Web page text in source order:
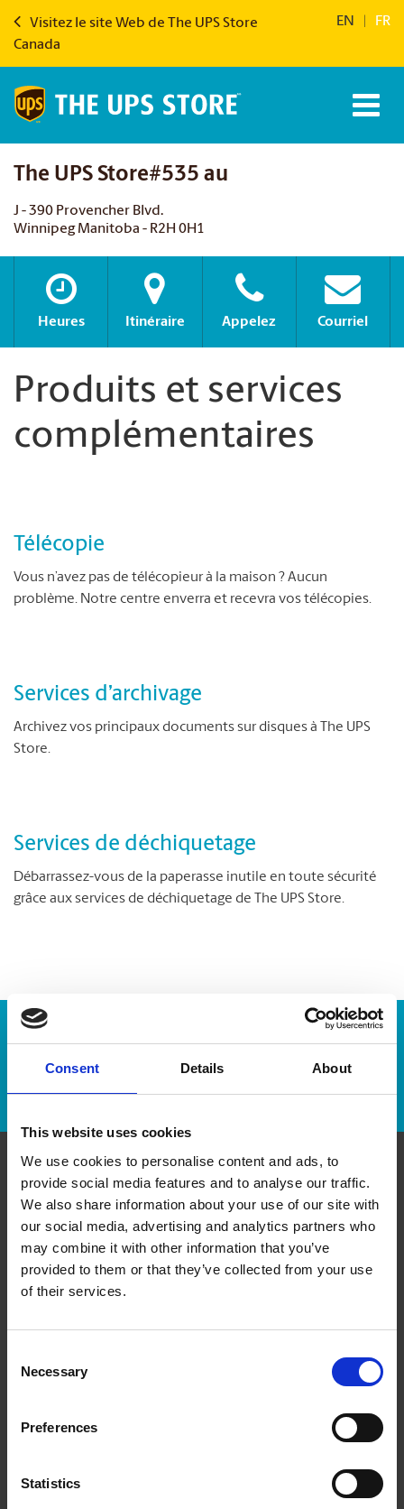
Consent Details About
This website uses cookies
We use cookies to personalise content and ads, to
provide social media features and to analyse our traffic.
We also share information about your use of our site with
our social media, advertising and analytics partners who
may combine it with other information that you’ve
provided to them or that they’ve collected from your use
of their services.
Selection
Necessary
Preferences
Statistics
Visitez le site Web de The UPS Store
Canada
EN FR
The UPS Store#535 au
J - 390 Provencher Blvd.
Winnipeg Manitoba - R2H 0H1
Heures Itinéraire Appelez Courriel
Produits et services
complémentaires
Télécopie
Vous n’avez pas de télécopieur à la maison ? Aucun
problème. Notre centre enverra et recevra vos télécopies.
Services d’archivage
Archivez vos principaux documents sur disques à The UPS
Store.
Services de déchiquetage
Débarrassez-vous de la paperasse inutile en toute sécurité
grâce aux services de déchiquetage de The UPS Store.
Numéro de suivi :
Communiquer avec nous
The UPS Store#535
J - 390 Provencher Blvd.
Winnipeg Manitoba - R2H 0H1
Obtenez l'itinéraire vers notre magasin
Nous suivre